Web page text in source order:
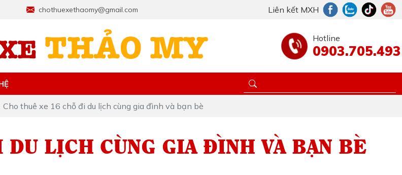
chothuexethaomy@gmail.com Liên kết MXH
Hotline
0903.705.493
Cho thuê xe 16 chỗ đi du lịch cùng gia đình và bạn bè
LỊCH CÙNG GIA ĐÌNH VÀ BẠN BÈ